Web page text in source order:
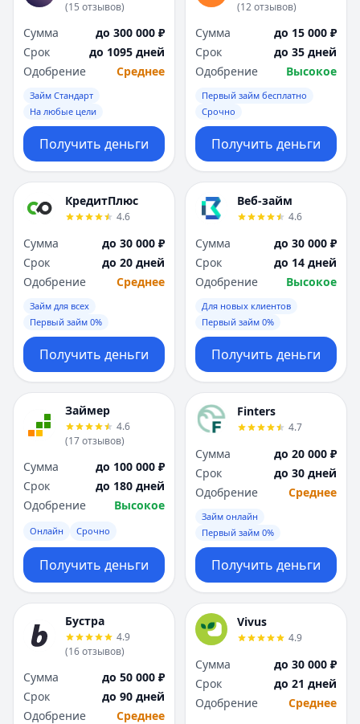
(15 отзывов)
Сумма
до 300 000 ₽
Срок
до 1095 дней
Одобрение
Среднее
Займ Стандарт
На любые цели
Получить деньги
(12отзывов)
Сумма
до 15 000 ₽
Срок
до 35 дней
Одобрение
Высокое
Первый займ бесплатно
Срочно
Получить деньги
КредитПлюс
4.6
Сумма
до 30 000 ₽
Срок
до 20 дней
Одобрение
Среднее
Займ для всех
Первый займ 0%
Получить деньги
Веб-займ
4.6
Сумма
до 30 000 ₽
Срок
до 14 дней
Одобрение
Высокое
Для новых клиентов
Первый займ 0%
Получить деньги
Займер
4.6
(17отзывов)
Сумма
до 100 000 ₽
Срок
до 180 дней
Одобрение
Высокое
Онлайн Срочно
Получить деньги
Finters
4.7
Сумма
до 20 000 ₽
Срок
до 30 дней
Одобрение
Среднее
Займ онлайн
Первый займ 0%
Получить деньги
Бустра
4.9
(16отзывов)
Сумма
до 50 000 ₽
Срок
до 90 дней
Одобрение
Среднее
Vivus
4.9
Сумма
до 30 000 ₽
Срок
до 21 дней
Одобрение
Среднее